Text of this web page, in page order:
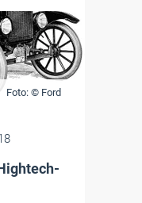
Foto: © Ford